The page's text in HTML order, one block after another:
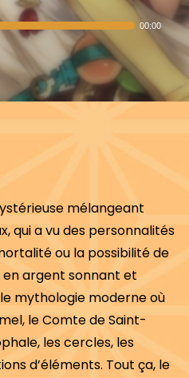
00:00
mélangeant
qui a vu des personnalités
ou la possibilité de
argent sonnant et
mythologie moderne où
le Comte de Saint-
les cercles, les
d’éléments. Tout ça, le